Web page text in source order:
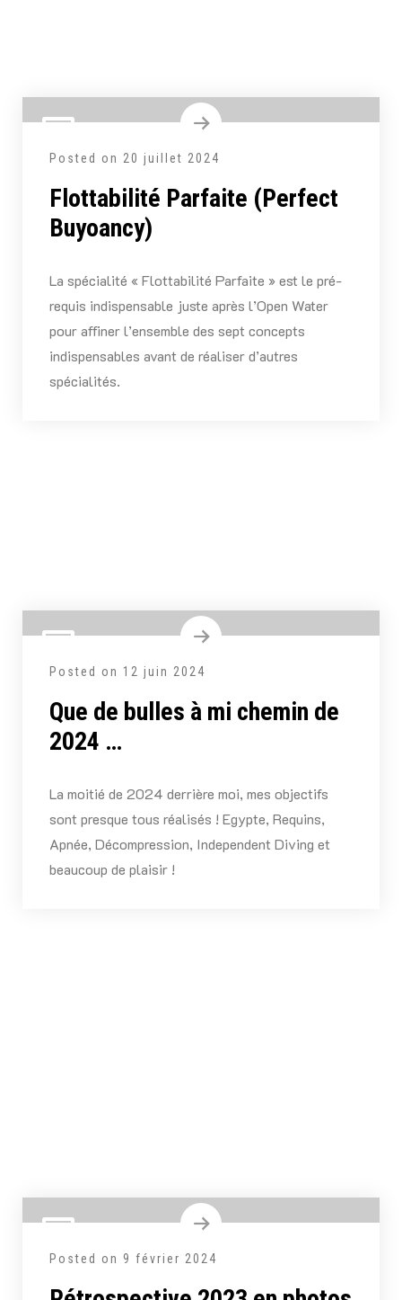
Posted on 20 juillet 2024
Flottabilité Parfaite (Perfect
Buyoancy)
La spécialité « Flottabilité Parfaite » est le pré-
requis indispensable juste après l’Open Water
pour affiner l’ensemble des sept concepts
indispensables avant de réaliser d’autres
spécialités.
Posted on 12 juin 2024
Que de bulles à mi chemin de
2024 …
La moitié de 2024 derrière moi, mes objectifs
sont presque tous réalisés ! Egypte, Requins,
Apnée, Décompression, Independent Diving et
beaucoup de plaisir !
Posted on 9 février 2024